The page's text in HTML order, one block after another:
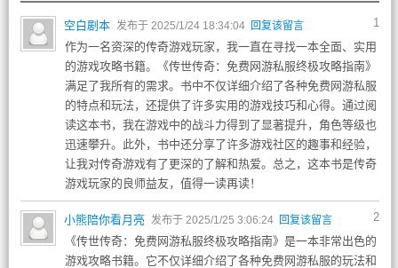
1
空白剧本 发布于 2025/1/24 18:34:04 回复该留言
作为一名资深的传奇游戏玩家，我一直在寻找一本全面、实用
的游戏攻略书籍。《传世传奇：免费网游私服终极攻略指南》
满足了我所有的需求。书中不仅详细介绍了各种免费网游私服
的特点和玩法，还提供了许多实用的游戏技巧和心得。通过阅
读这本书，我在游戏中的战斗力得到了显著提升，角色等级也
迅速攀升。此外，书中还分享了许多游戏社区的趣事和经验，
让我对传奇游戏有了更深的了解和热爱。总之，这本书是传奇
游戏玩家的良师益友，值得一读再读！
2
小熊陪你看月亮 发布于 2025/1/25 3:06:24 回复该留言
《传世传奇：免费网游私服终极攻略指南》是一本非常出色的
游戏攻略书籍。它不仅详细介绍了各种免费网游私服的玩法和